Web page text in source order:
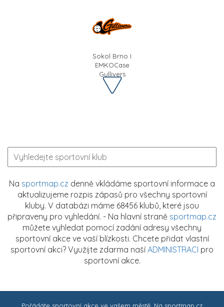
Sokol Brno I
EMKOCase
Gullivers
Na sportmap.cz denně vkládáme sportovní informace a
aktualizujeme rozpis zápasů pro všechny sportovní
kluby. V databázi máme 68456 klubů, které jsou
připraveny pro vyhledání. - Na hlavní straně sportmap.cz
můžete vyhledat pomocí zadání adresy všechny
sportovní akce ve vaší blízkosti. Chcete přidat vlastní
sportovní akci? Využijte zdarma naší ADMINISTRACI pro
sportovní akce.